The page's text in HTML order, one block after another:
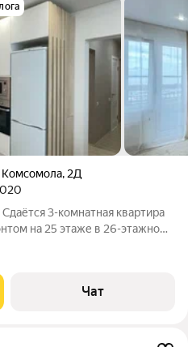
Комсомола, 2Д
3-комнатная квартира
на 25 этаже в 26-этажном
есть: Телевизор
Чат